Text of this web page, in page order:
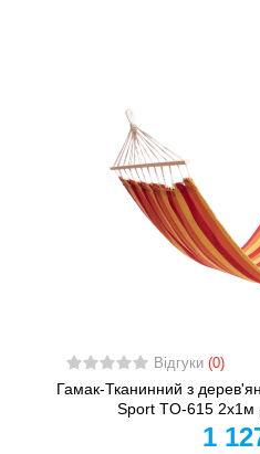
Відгуки(0)
Гамак-Тканинний з
Sport TO-615 2х1м
1